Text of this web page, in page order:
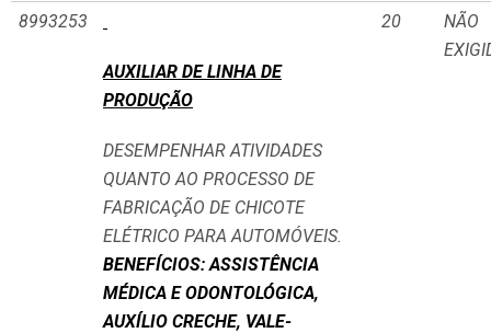
8993253
AUXILIAR DE LINHA DE
PRODUÇÃO
DESEMPENHAR ATIVIDADES
QUANTO AO PROCESSO DE
FABRICAÇÃO DE CHICOTE
ELÉTRICO PARA AUTOMÓVEIS.
BENEFÍCIOS: ASSISTÊNCIA
MÉDICA E ODONTOLÓGICA,
AUXÍLIO CRECHE, VALE-
20
NÃO